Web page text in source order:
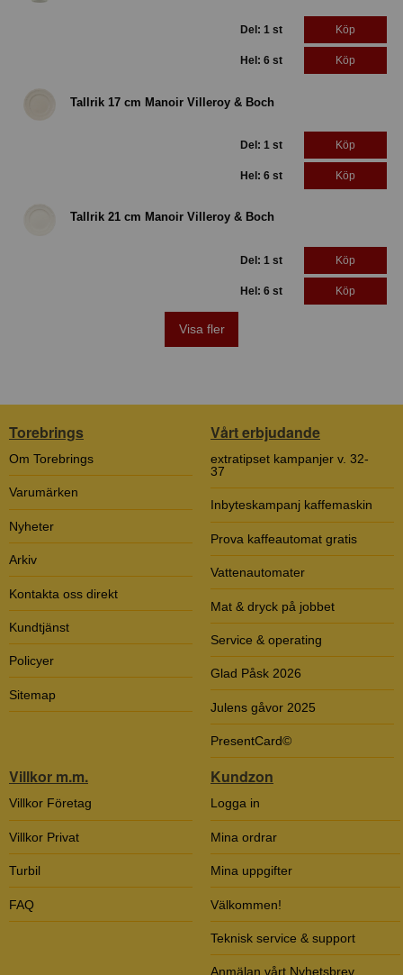
Del: 1 st Köp
Hel: 6 st Köp
Tallrik 17 cm Manoir Villeroy & Boch
Del: 1 st Köp
Hel: 6 st Köp
Tallrik 21 cm Manoir Villeroy & Boch
Del: 1 st Köp
Hel: 6 st Köp
Visa fler
Torebrings
Om Torebrings
Varumärken
Nyheter
Arkiv
Kontakta oss direkt
Kundtjänst
Policyer
Sitemap
Vårt erbjudande
extratipset kampanjer v. 32-
37
Inbyteskampanj kaffemaskin
Prova kaffeautomat gratis
Vattenautomater
Mat & dryck på jobbet
Service & operating
Glad Påsk 2026
Julens gåvor 2025
PresentCard©
Villkor m.m.
Villkor Företag
Villkor Privat
Turbil
FAQ
Kundzon
Logga in
Mina ordrar
Mina uppgifter
Välkommen!
Teknisk service & support
Anmälan vårt Nyhetsbrev